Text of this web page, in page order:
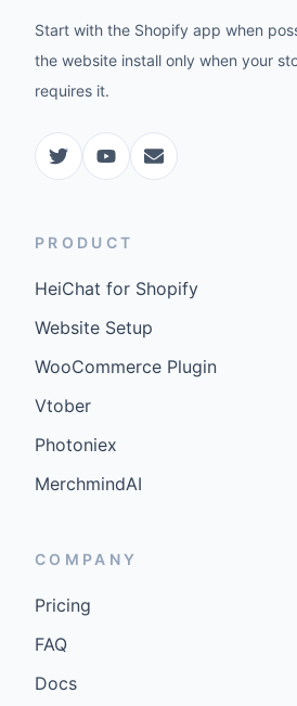
Start with the Shopify app when
the website install only when your
requires it.
PRODUCT
HeiChat for Shopify
Website Setup
WooCommerce Plugin
Vtober
Photoniex
MerchmindAI
COMPANY
Pricing
FAQ
Docs